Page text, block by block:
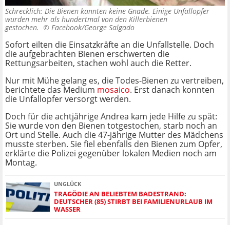
Schrecklich: Die Bienen kannten keine Gnade. Einige Unfallopfer
wurden mehr als hundertmal von den Killerbienen
gestochen. © Facebook/George Salgado
Sofort eilten die Einsatzkräfte an die Unfallstelle. Doch
die aufgebrachten Bienen erschwerten die
Rettungsarbeiten, stachen wohl auch die Retter.
Nur mit Mühe gelang es, die Todes-Bienen zu vertreiben,
berichtete das Medium mosaico. Erst danach konnten
die Unfallopfer versorgt werden.
Doch für die achtjährige Andrea kam jede Hilfe zu spät:
Sie wurde von den Bienen totgestochen, starb noch an
Ort und Stelle. Auch die 47-jährige Mutter des Mädchens
musste sterben. Sie fiel ebenfalls den Bienen zum Opfer,
erklärte die Polizei gegenüber lokalen Medien noch am
Montag.
UNGLÜCK
TRAGÖDIE AN BELIEBTEM BADESTRAND:
DEUTSCHER (85) STIRBT BEI FAMILIENURLAUB IM
WASSER